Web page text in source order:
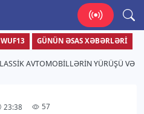
yaşa!
WUF13 GÜNÜN ƏSAS XƏBƏRLƏRI
AVTOMOBILLƏRIN YÜRÜŞÜ VƏ
23:38 57